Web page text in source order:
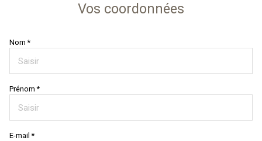
Vos coordonnées
Nom *
Prénom *
E-mail *